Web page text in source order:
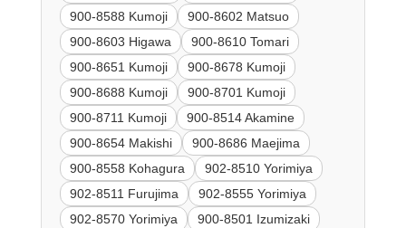
900-8588 Kumoji
900-8602 Matsuo
900-8603 Higawa
900-8610 Tomari
900-8651 Kumoji
900-8678 Kumoji
900-8688 Kumoji
900-8701 Kumoji
900-8711 Kumoji
900-8514 Akamine
900-8654 Makishi
900-8686 Maejima
900-8558 Kohagura
902-8510 Yorimiya
902-8511 Furujima
902-8555 Yorimiya
902-8570 Yorimiya
900-8501 Izumizaki